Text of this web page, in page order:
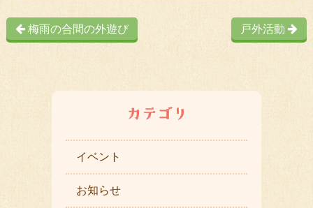
梅雨の合間の外遊び 戸外活動
イベント
お知らせ